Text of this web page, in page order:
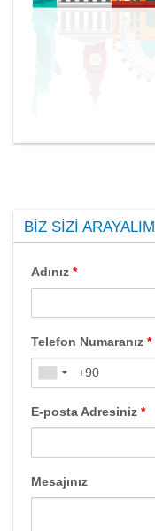
BIZ SIZI ARAYALIM
Adınız *
Telefon Numaranız *
E-posta Adresiniz *
Mesajınız